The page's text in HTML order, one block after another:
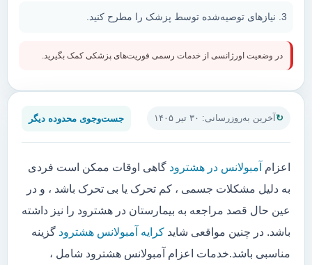
آخرین به‌روزرسانی: ۳۰ تیر ۱۴۰۵ جست‌وجوی محدوده دیگر
اعزام آمبولانس در هشترود گاهی اوقات ممکن است فردی
به دلیل مشکلات جسمی ، کم تحرک یا بی تحرک باشد ، و در
عین حال قصد مراجعه به بیمارستان در هشترود را نیز داشته
باشد. در چنین مواقعی شاید کرایه آمبولانس هشترود گزینه
مناسبی باشد.خدمات اعزام آمبولانس هشترود شامل ،
نیازهای توصیه‌شده توسط پزشک را مطرح کنید.
در وضعیت اورژانسی از خدمات رسمی فوریت‌های پزشکی کمک بگیرید.